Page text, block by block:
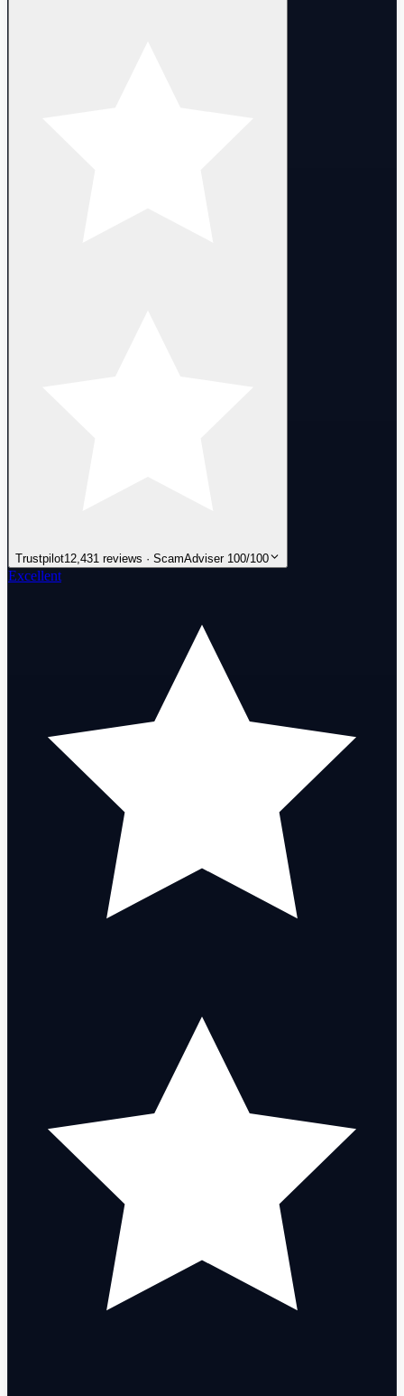
Trustpilot12,431 reviews · ScamAdviser 100/100
Excellent